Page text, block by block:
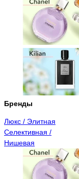
Бренды
Люкс / Элитная
Селективная /
Нишевая